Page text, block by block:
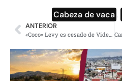
Cabeza de vaca
ANTERIOR